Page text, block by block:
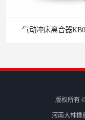
气动冲床离合器
版权所有
河南大林橡